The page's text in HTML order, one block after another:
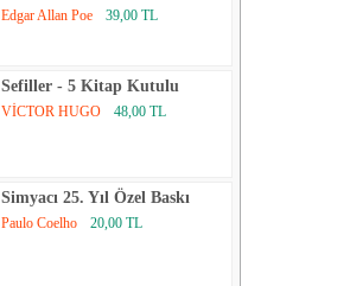
Edgar Allan Poe 39,00 TL
Sefiller - 5 Kitap Kutulu
VİCTOR HUGO 48,00 TL
Simyacı 25. Yıl Özel Baskı
Paulo Coelho 20,00 TL